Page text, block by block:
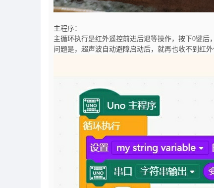
主程序：
主循环执行是红外遥控前进后退等操作，按下0键后
问题是，超声波自动避障启动后，就再也收不到红